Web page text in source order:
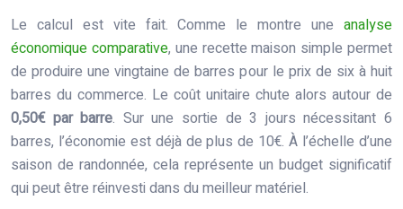
Le calcul est vite fait. Comme le montre une analyse
économique comparative, une recette maison simple permet
de produire une vingtaine de barres pour le prix de six à huit
barres du commerce. Le coût unitaire chute alors autour de
0,50€ par barre. Sur une sortie de 3 jours nécessitant 6
barres, l’économie est déjà de plus de 10€. À l’échelle d’une
saison de randonnée, cela représente un budget significatif
qui peut être réinvesti dans du meilleur matériel.